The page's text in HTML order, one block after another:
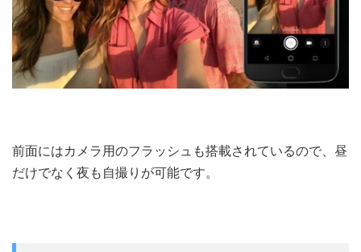
前面にはカメラ用のフラッシュも搭載されているので、昼
だけでなく夜も自撮りが可能です。